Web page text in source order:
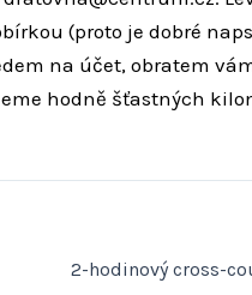
(proto je dobré
na účet, obratem
hodně šťastných
2-hodinový cross-